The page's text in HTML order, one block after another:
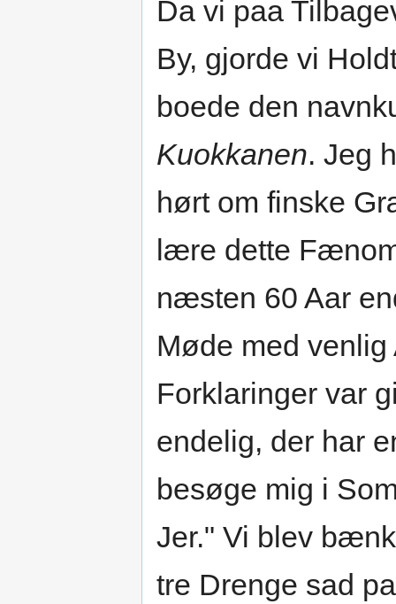
Da vi paa
By, gjorde vi
boede den
Kuokkanen. Jeg
hørt om finske
lære dette
næsten 60 Aar
Møde med
Forklaringer var
endelig, der har
besøge mig i
Jer." Vi blev
tre Drenge sad